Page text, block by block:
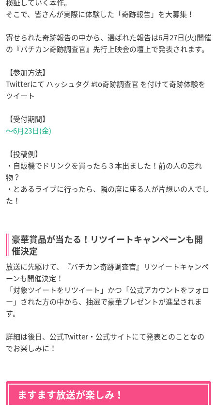
検証していく本作。
そこで、皆さんが実際に体験した「奇跡報告」を大募集！
寄せられた奇跡報告の中から、選ばれた報告は6月27日(火)開催
の『バチカン奇跡調査官』先行上映会の壇上で発表されます。
【参加方法】
Twitterにて ハッシュタグ#to奇跡調査官 を付けて奇跡体験を
ツイート
【受付期間】
～6月23日(金)
【投稿例】
・自販機でドリンクを買ったら３本出ました！前の人の忘れ
物？
・とあるライブに行ったら、隣の席に座る人が片想いの人でし
た！
豪華賞品が当たる！リツイートキャンペーンも開
催決定
放送に先駆けて、『バチカン奇跡調査官』リツイートキャンペ
ーンも開催決定！
「対象ツイートをリツイート」かつ「公式アカウントをフォロ
ー」された方の中から、抽選で豪華プレゼントが進呈されま
す。
詳細は後日、公式Twitter・公式サイトにて発表とのことなの
でお楽しみに！
ますます放送が楽しみ！